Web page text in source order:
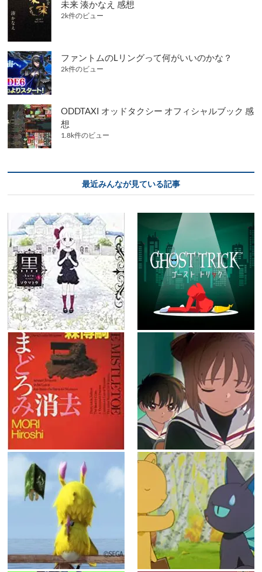
未来 湊かなえ 感想
2k件のビュー
ファントムのLリングって何がいいのかな？
2k件のビュー
ODDTAXI オッドタクシー オフィシャルブック 感
想
1.8k件のビュー
最近みんなが見ている記事